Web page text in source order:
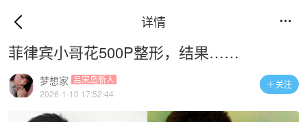
详情 
菲律宾小哥花500P整形，结果……
关注
梦想家 吕宋岛新人
2026-1-10 17:52:44